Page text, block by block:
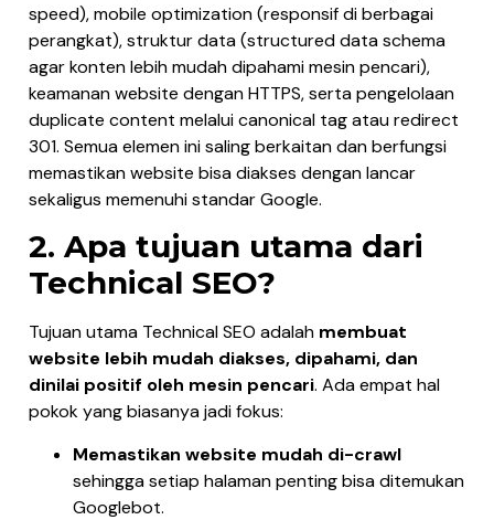
speed), mobile optimization (responsif di berbagai
perangkat), struktur data (structured data schema
agar konten lebih mudah dipahami mesin pencari),
keamanan website dengan HTTPS, serta pengelolaan
duplicate content melalui canonical tag atau redirect
301. Semua elemen ini saling berkaitan dan berfungsi
memastikan website bisa diakses dengan lancar
sekaligus memenuhi standar Google.
2. Apa tujuan utama dari
Technical SEO?
Tujuan utama Technical SEO adalah membuat
website lebih mudah diakses, dipahami, dan
dinilai positif oleh mesin pencari. Ada empat hal
pokok yang biasanya jadi fokus:
Memastikan website mudah di-crawl
sehingga setiap halaman penting bisa ditemukan
Googlebot.